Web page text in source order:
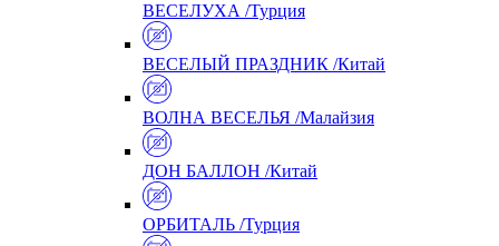
ВЕСЕЛУХА /Турция
ВЕСЕЛЫЙ ПРАЗДНИК /Китай
ВОЛНА ВЕСЕЛЬЯ /Малайзия
ДОН БАЛЛОН /Китай
ОРБИТАЛЬ /Турция